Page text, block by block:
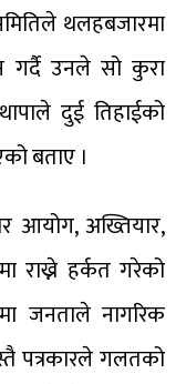
समितिले थलहबजारमा
गर्दै उनले सो कुरा
दुई तिहाईको
बताए ।
आयोग, अख्तियार,
राख्ने हर्कत गरेको
जनताले नागरिक
पत्रकारले गलतको